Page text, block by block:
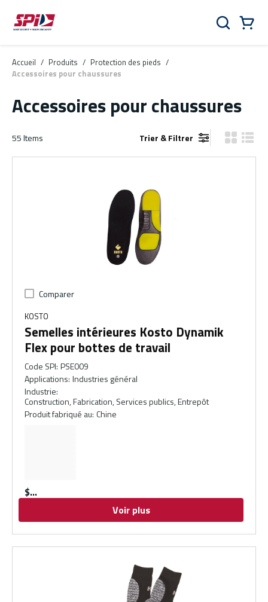
Aller au contenu principal
Skip to menu
Skip to footer
Rechercher
Accueil / Produits / Protection des pieds /
Accessoires pour chaussures
Accessoires pour chaussures
55Items Trier & Filtrer Vue grille
Vue
Comparer
KOSTO
Semelles intérieures Kosto Dynamik
Flex pour bottes de travail
Code SPI: PSE009
Applications: Industries général
Industrie:
Construction, Fabrication, Services publics, Entrepôt
Produit fabriqué au: Chine
$
Voir plus